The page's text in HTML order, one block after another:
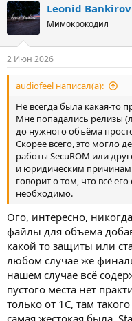
Leonid Bankirov
Мимокрокодил
2 Июн 2026
audiofeel написал(а):
Не всегда была какая-то
Мне попадались релизы
до нужного объёма
Скорее всего, это могло
работы SecuROM или
и юридическим
говорит о том, что всё
необходимо.
Ого, интересно,
файлы для объема
какой то защиты или
любом случае же
нашем случае всё
пустого места нет
только от 1С, там
самая жестокая была,